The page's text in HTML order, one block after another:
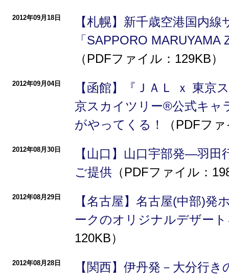
2012年09月18日
【札幌】新千歳空港国内
「SAPPORO
（PDFファイル：129KB）
2012年09月04日
【函館】『ＪＡＬ ｘ 東
京スカイツリー®公式キャ
がやってくる！
（PDFフ
2012年08月30日
【山口】山口宇部発―羽
ご提供（PDFファイル：
2012年08月29日
【名古屋】名古屋(中部)
ークのオリジナルデザー
120KB）
2012年08月28日
【関西】伊丹発－大分行